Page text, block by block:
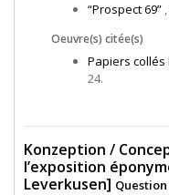
“Prospect 69”
Oeuvre(s) citée(s)
Papiers collés
24.
Konzeption /
l’exposition
Leverkusen]